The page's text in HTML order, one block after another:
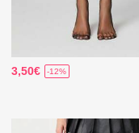
3,50€ -12%